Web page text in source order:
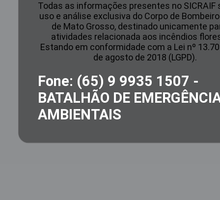
Todas as informações presentes no SICRAIF
uso e análise exclusiva do Corpo de
de Mato Grosso, destinado unicamente
atividades relacionada aos incêndios
Estando em conformidade com a Lei nº
de agosto de 2018 (LGPD).
Fone: (65) 9 9935 1507 -
BATALHÃO DE
AMBIENTAIS